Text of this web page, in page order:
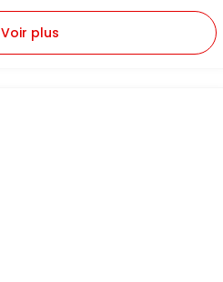
Voir plus